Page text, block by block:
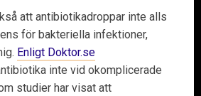
att antibiotikadroppar inte alls
för bakteriella infektioner,
Enligt Doktor.se
inte vid okomplicerade
studier har visat att